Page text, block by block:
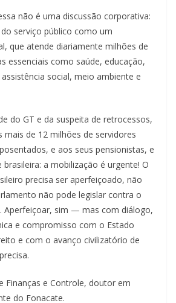
não é uma discussão corporativa:
serviço público como um
que atende diariamente milhões de
essenciais como saúde, educação,
social, meio ambiente e
do GT e da suspeita de retrocessos,
mais de 12 milhões de servidores
e aos seus pensionistas, e
a mobilização é urgente! O
precisa ser aperfeiçoado, não
não pode legislar contra o
Aperfeiçoar, sim — mas com diálogo,
e compromisso com o Estado
e com o avanço civilizatório de
Finanças e Controle, doutor em
do Fonacate.